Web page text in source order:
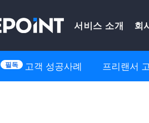
서비스 소개 회
고객 성공사례 프리랜서